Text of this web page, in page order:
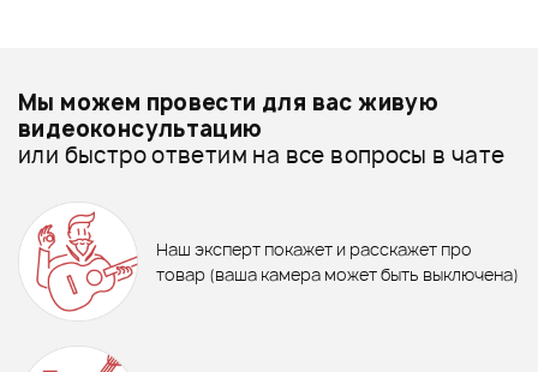
Стойка STAGG MIS-0822BK
Ожидается
ХИТ
FGC-09/1,5
15 990 ₽
Радиосистема AXELVOX
DWS7000HT (LT Bundle)
15 490 ₽ 17 550 ₽
Радиосистема AuraSonics
Отзывы
Головные радиосистемы - дешевле
Головные радиосистемы - дороже
Головные радиосистемы - новинки
Мы можем провести для вас живую
видеоконсультацию
или быстро ответим на все вопросы в чате
Наш эксперт покажет и расскажет про
товар (ваша камера может быть выключена)